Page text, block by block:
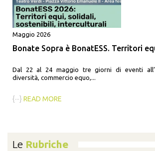
Maggio 2026
Bonate Sopra è BonatESS. Territori
Dal 22 al 24 maggio tre giorni di eventi
diversità, commercio equo,...
{···} READ MORE
Le Rubriche